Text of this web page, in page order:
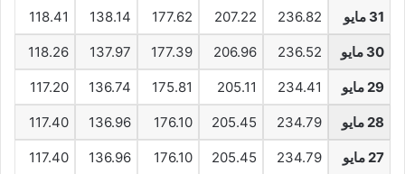
31 مايو 236.82
207.22
177.62
138.14
118.41
30 مايو 236.52
206.96
177.39
137.97
118.26
29 مايو 234.41
205.11
175.81
136.74
117.20
28 مايو 234.79
205.45
176.10
136.96
117.40
27 مايو 234.79
205.45
176.10
136.96
117.40